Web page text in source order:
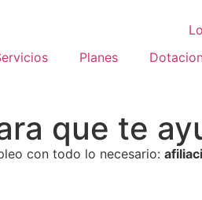
Planes
que te
con todo lo necesario: